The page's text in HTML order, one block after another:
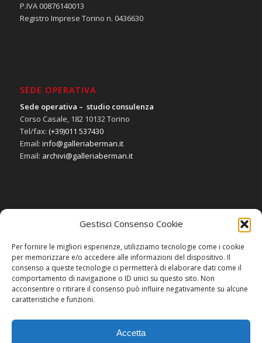
Gestisci Consenso Cookie
Per fornire le migliori esperienze, utilizziamo tecnologie come i cookie
per memorizzare e/o accedere alle informazioni del dispositivo. Il
consenso a queste tecnologie ci permetterà di elaborare dati come il
comportamento di navigazione o ID unici su questo sito. Non
acconsentire o ritirare il consenso può influire negativamente su alcune
caratteristiche e funzioni.
Accetta
P.IVA 00876140013
Registro Imprese Torino n. 0436630
SEDE OPERATIVA
Sede operativa – studio consulenza
Corso Casale, 182 10132 Torino
Tel/fax: (+39)011 537430
Email: info@galleriaberman.it
Email: archivi@galleriaberman.it